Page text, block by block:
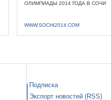
ОЛИМПИАДЫ 2014 ГОДА В СОЧИ
WWW.SOCHI2014.COM
Подписка
Экспорт новостей (RSS)